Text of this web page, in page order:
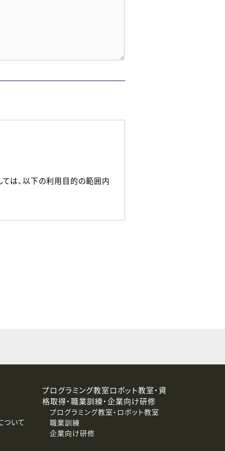
ては、以下の利用目的の範囲内
および第三者への提供停止）
ついて
プログラミング教室ロボット教室・資
格取得・職業訓練・企業向け研修
プログラミング教室・ロボット教室
職業訓練
企業向け研修